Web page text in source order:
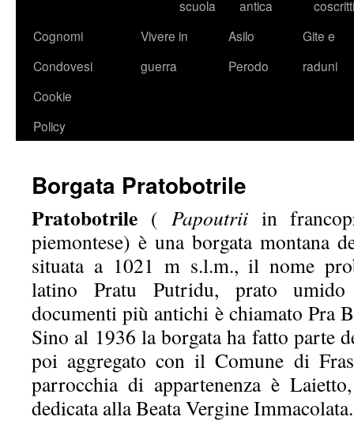
scuola
antica
coscritti
Cognomi
Condovesi
Vivere in
guerra
Asilo
Perodo
Gite e
raduni
Cookie
Policy
Borgata Pratobotrile
Pratobotrile ( Papoutriiin
piemontese) è una borgata montana
situata a 1021 m s.l.m., il nome
latino Pratu Putridu, prato
documenti più antichi è chiamato Pra
Sino al 1936 la borgata ha fatto parte
poi aggregato con il Comune di
parrocchia di appartenenza è
dedicata alla Beata Vergine Immacolata.